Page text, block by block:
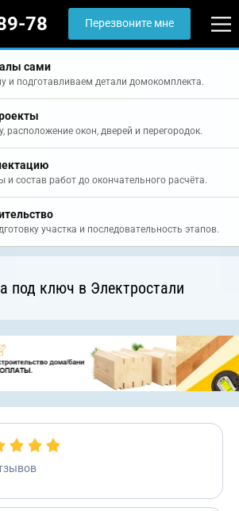
78 Перезвоните мне
сами
и подготавливаем детали домокомплекта.
расположение окон, дверей и перегородок.
состав работ до окончательного расчёта.
участка и последовательность этапов.
под ключ в Электростали